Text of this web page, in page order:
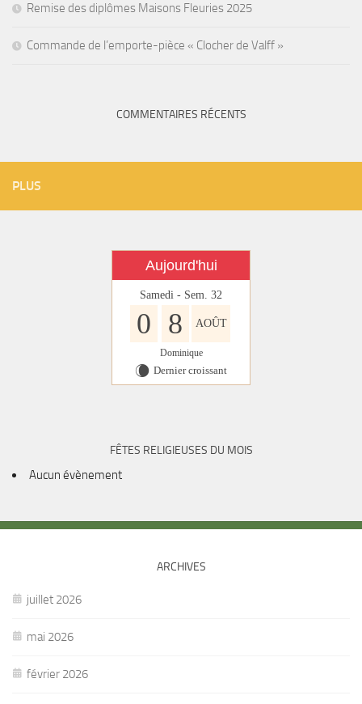
Remise des diplômes Maisons Fleuries 2025
Commande de l’emporte-pièce « Clocher de Valff »
COMMENTAIRES RÉCENTS
PLUS
Aujourd'hui
Samedi - Sem. 32
0 8 AOÛT
Dominique
W Dernier croissant
FÊTES RELIGIEUSES DU MOIS
Aucun évènement
ARCHIVES
juillet 2026
mai 2026
février 2026